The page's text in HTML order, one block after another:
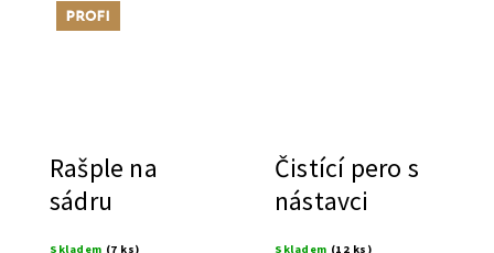
Tip
Rašple na
sádru
Skladem (7 ks)
Čistící pero s
nástavci
Skladem (12 ks)